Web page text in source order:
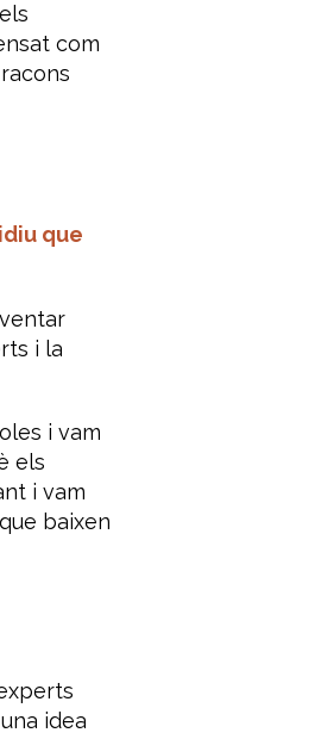
com
que
i la
i vam
els
i vam
baixen
idea